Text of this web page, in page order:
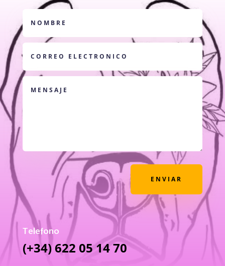
ENVIAR
Telefono
(+34) 622 05 14 70